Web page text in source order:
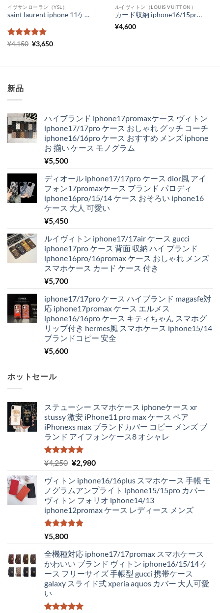
イヴサンローラン（YSL）
saint laurent iphone 11ケース 鏡面 メンズ ルイヴィトン アイフォンケース11pro ペア LV iPhone11promax xs xr ケース ハイブランド ロゴ 激安 通販
5段階中5の
¥4,150 元
¥3,650現
ルイヴィトン（LOUIS VUITTON）
カード収納 iphone16/15pro maxケース ヴィトン 風 iphone14pro/14 カバー ハイ ブランド スーパー コピー iphone13/12promax カバー gucci パロディ iphone12/11 携帯ケース メンズ 人気 スマホケース お揃い 機種違う
¥4,600
新品
ハイブランド iphone17promaxケース ヴィトン
iphone17/17pro ケース おしゃれ グッチ コーチ
iphone16/16pro ケース おすすめ メンズ iphone
お 揃い ケース モノグラム
¥5,500
ディオール iphone17/17pro ケース dior風 アイ
フォン17promaxケース ブランド パロディ
iphone16pro/15/14 ケース おそろい iphone16
ケース 大人 可愛い
¥5,450
ルイヴィトン iphone17/17air ケース gucci
iphone17pro ケース 背面 収納 ハイ ブランド
iphone16pro/16promax ケース おしゃれ メンズ
スマホケース カード ケース 付き
¥5,700
iphone17/17pro ケース ハイブランド magasfe対
応 iphone17promax ケース エルメス
iphone16/16pro ケース キティちゃん スマホグ
リップ付き hermes風 スマホケース iphone15/14
ブランドコピー 安全
¥5,600
ホットセール
ステューシー スマホケース iphoneケース xr
stussy 激安 iPhone11 pro max ケース ペア
iPhonexs max ブランドカバー コピー メンズ ブ
ランド アイフォンケース8 オシャレ
5段階中
5.00
の評価
¥4,250 元
価
格
は
¥4,250
で
¥2,980現
の
価
格
は
ヴィトン iphone16/16plus スマホケース 手帳 モ
ノグラムアンプライト iphone15/15pro カバー
ヴィトン フォリオ iphone14/13
iphone12promax ケース レディース メンズ
5段階中
5.00
¥5,800
全機種対応 iphone17/17promax スマホケース
かわいい ブランド ヴィトン iphone16/15/14 ケ
ース フリーサイズ 手帳型 gucci 携帯ケース
galaxy スライド式 xperia aquos カバー 大人可愛
い